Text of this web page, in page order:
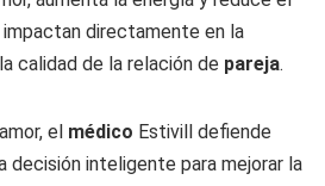
directamente en la
calidad de la relación de pareja.
el médico Estivill defiende
decisión inteligente para mejorar la